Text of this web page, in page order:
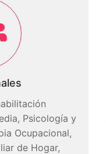
Psicología y
Ocupacional,
de Hogar,